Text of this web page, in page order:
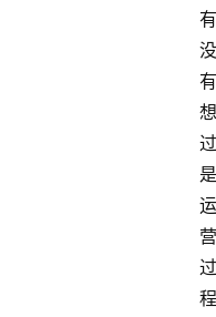
有
没
有
想
过
是
运
营
过
程